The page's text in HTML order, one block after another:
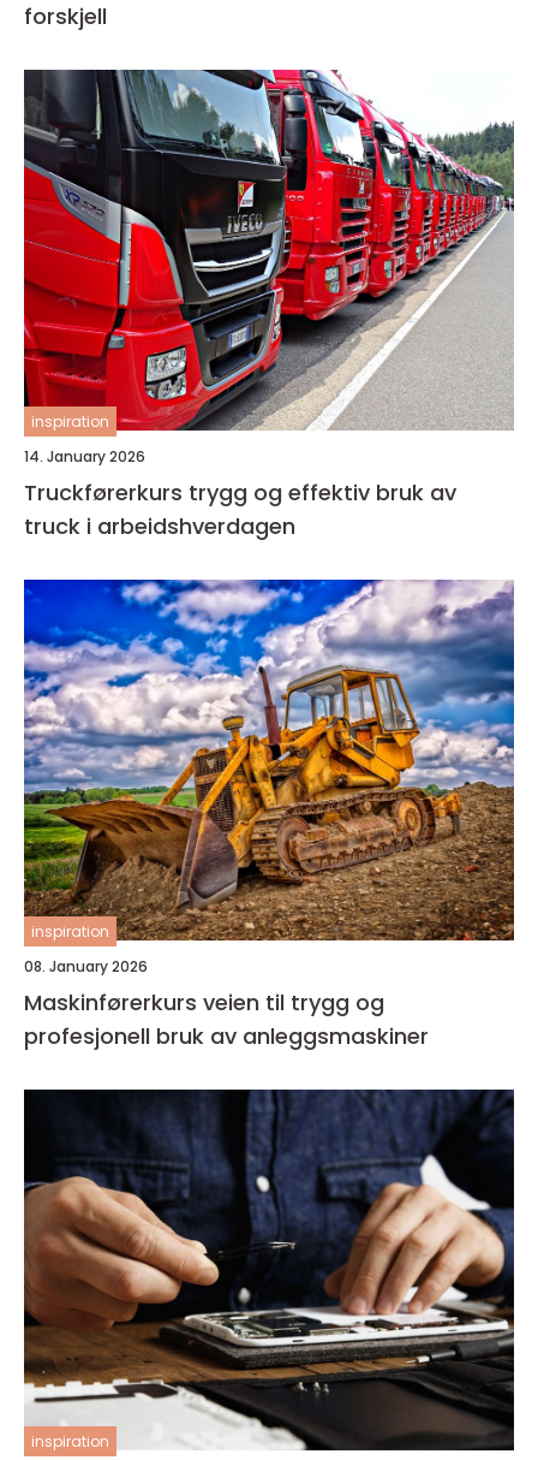
forskjell
inspiration
14. January 2026
Truckførerkurs trygg og effektiv bruk av
truck i arbeidshverdagen
inspiration
08. January 2026
Maskinførerkurs veien til trygg og
profesjonell bruk av anleggsmaskiner
inspiration